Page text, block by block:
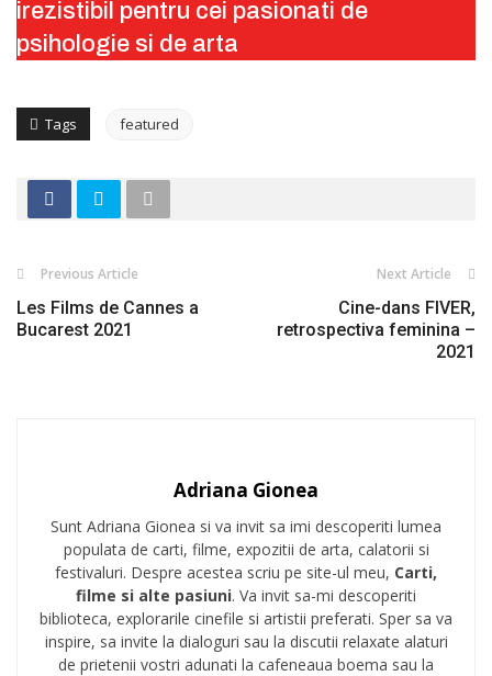
irezistibil pentru cei pasionati de
psihologie si de arta
Tags featured
Previous Article
Les Films de Cannes a
Bucarest 2021
Next Article
Cine-dans FIVER,
retrospectiva feminina –
2021
Adriana Gionea
Sunt Adriana Gionea si va invit sa imi descoperiti lumea
populata de carti, filme, expozitii de arta, calatorii si
festivaluri. Despre acestea scriu pe site-ul meu, Carti,
filme si alte pasiuni. Va invit sa-mi descoperiti
biblioteca, explorarile cinefile si artistii preferati. Sper sa va
inspire, sa invite la dialoguri sau la discutii relaxate alaturi
de prietenii vostri adunati la cafeneaua boema sau la